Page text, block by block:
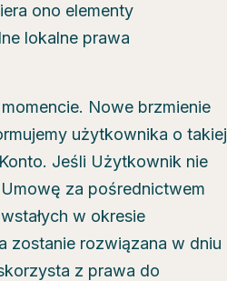
ono elementy
lokalne prawa
Nowe brzmienie
użytkownika o takiej
Jeśli Użytkownik nie
za pośrednictwem
w okresie
zostanie rozwiązana w dniu
z prawa do